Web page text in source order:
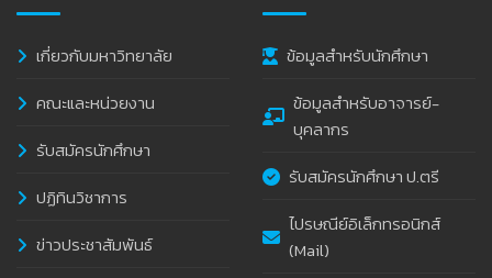
เกี่ยวกับมหาวิทยาลัย
คณะและหน่วยงาน
รับสมัครนักศึกษา
ปฏิทินวิชาการ
ข่าวประชาสัมพันธ์
ข้อมูลสำหรับนักศึกษา
ข้อมูลสำหรับอาจารย์-
บุคลากร
รับสมัครนักศึกษา ป.ตรี
ไปรษณีย์อิเล็กทรอนิกส์
(Mail)